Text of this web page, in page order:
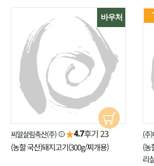
(주
(농
리
바우처
씨알살림축산(주) ★4.7후기 23
(농할 국산)돼지고기(300g/찌개용)